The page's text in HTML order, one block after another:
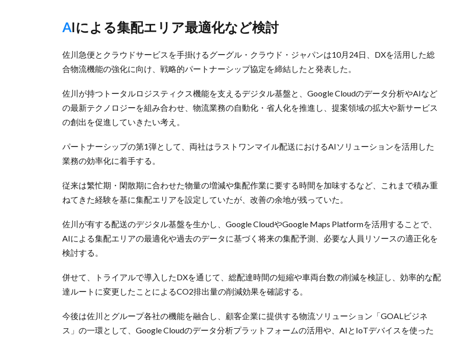
AIによる集配エリア最適化など検討
佐川急便とクラウドサービスを手掛けるグーグル・クラウド・ジャパンは10月24日、DXを活用した総
合物流機能の強化に向け、戦略的パートナーシップ協定を締結したと発表した。
佐川が持つトータルロジスティクス機能を支えるデジタル基盤と、Google Cloudのデータ分析やAIなど
の最新テクノロジーを組み合わせ、物流業務の自動化・省人化を推進し、提案領域の拡大や新サービス
の創出を促進していきたい考え。
パートナーシップの第1弾として、両社はラストワンマイル配送におけるAIソリューションを活用した
業務の効率化に着手する。
従来は繁忙期・閑散期に合わせた物量の増減や集配作業に要する時間を加味するなど、これまで積み重
ねてきた経験を基に集配エリアを設定していたが、改善の余地が残っていた。
佐川が有する配送のデジタル基盤を生かし、Google CloudやGoogle Maps Platformを活用することで、
AIによる集配エリアの最適化や過去のデータに基づく将来の集配予測、必要な人員リソースの適正化を
検討する。
併せて、トライアルで導入したDXを通じて、総配達時間の短縮や車両台数の削減を検証し、効率的な配
達ルートに変更したことによるCO2排出量の削減効果を確認する。
今後は佐川とグループ各社の機能を融合し、顧客企業に提供する物流ソリューション「GOALビジネ
ス」の一環として、Google Cloudのデータ分析プラットフォームの活用や、AIとIoTデバイスを使った